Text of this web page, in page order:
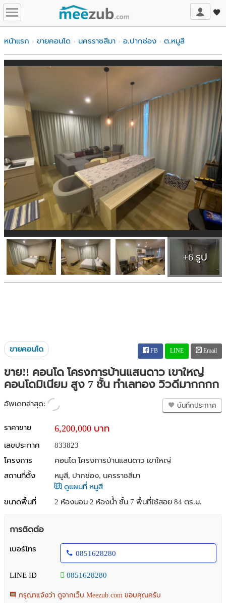
หน้าแรก ขายคอนโด นครราชสีมา อ.ปากช่อง ต.หมูสี
+6 รูป
ขายคอนโด FB LINE Email
ขาย!! คอนโด โครงการบ้านแสนดาว เขาใหญ่
คอนโดมิเนียม สูง 7 ชั้น ทำเลทอง วิวดีมากกกก
อัพเดทล่าสุด: บันทึกประกาศ
ราคาขาย 6,200,000 บาท
เลขประกาศ
833823
โครงการ
คอนโด โครงการบ้านแสนดาว เขาใหญ่
สถานที่ตั้ง
หมูสี, ปากช่อง, นครราชสีมา
ดูแผนที่ หมูสี
ขนาดพื้นที่
2 ห้องนอน 2 ห้องน้ำ ชั้น 7 พื้นที่ใช้สอย 84 ตร.ม.
การติดต่อ
เบอร์โทร
0851628280
LINE ID 0851628280
กรุณาแจ้งว่า ดูจากเว็บ Meezub.com ขอบคุณครับ